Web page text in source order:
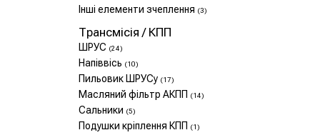
Інші елементи зчеплення (3)
Трансмісія / КПП
ШРУС (24)
Напіввісь (10)
Пильовик ШРУСу (17)
Масляний фільтр АКПП (14)
Сальники (5)
Подушки кріплення КПП (1)